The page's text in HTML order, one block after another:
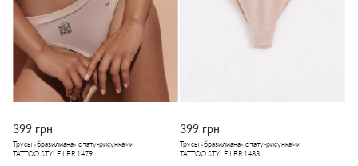
399 грн
Трусы «бразилиана» с тату-рисунками
TATTOO STYLE LBR 1479
399 грн
Трусы «бразилиана» с тату-рисунками
TATTOO STYLE LBR 1483